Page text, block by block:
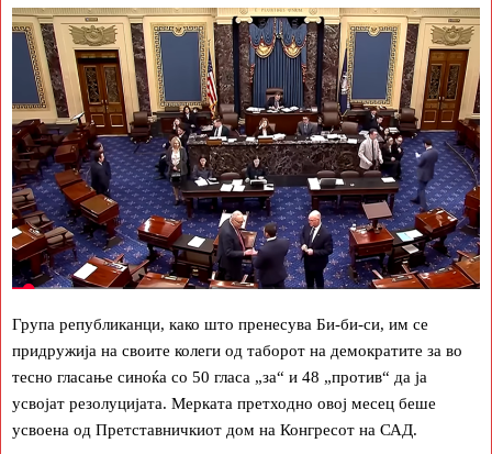
Група републиканци, како што пренесува Би-би-си, им се
придружија на своите колеги од таборот на демократите за во
тесно гласање синоќа со 50 гласа „за“ и 48 „против“ да ја
усвојат резолуцијата. Мерката претходно овој месец беше
усвоена од Претставничкиот дом на Конгресот на САД.